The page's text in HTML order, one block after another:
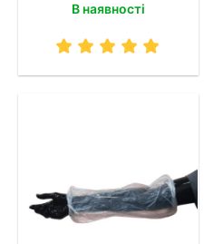
В наявності